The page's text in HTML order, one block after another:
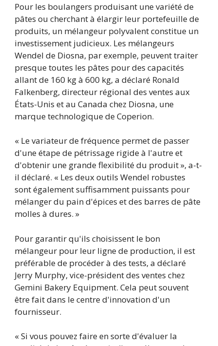
Pour les boulangers produisant une variété de
pâtes ou cherchant à élargir leur portefeuille de
produits, un mélangeur polyvalent constitue un
investissement judicieux. Les mélangeurs
Wendel de Diosna, par exemple, peuvent traiter
presque toutes les pâtes pour des capacités
allant de 160 kg à 600 kg, a déclaré Ronald
Falkenberg, directeur régional des ventes aux
États-Unis et au Canada chez Diosna, une
marque technologique de Coperion.
« Le variateur de fréquence permet de passer
d'une étape de pétrissage rigide à l'autre et
d'obtenir une grande flexibilité du produit », a-t-
il déclaré. « Les deux outils Wendel robustes
sont également suffisamment puissants pour
mélanger du pain d'épices et des barres de pâte
molles à dures. »
Pour garantir qu'ils choisissent le bon
mélangeur pour leur ligne de production, il est
préférable de procéder à des tests, a déclaré
Jerry Murphy, vice-président des ventes chez
Gemini Bakery Equipment. Cela peut souvent
être fait dans le centre d'innovation d'un
fournisseur.
« Si vous pouvez faire en sorte d'évaluer la